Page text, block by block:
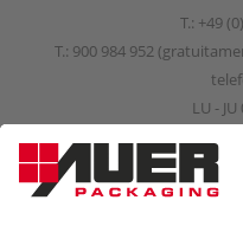
T.: +49
T.: 900 984 952
LU -